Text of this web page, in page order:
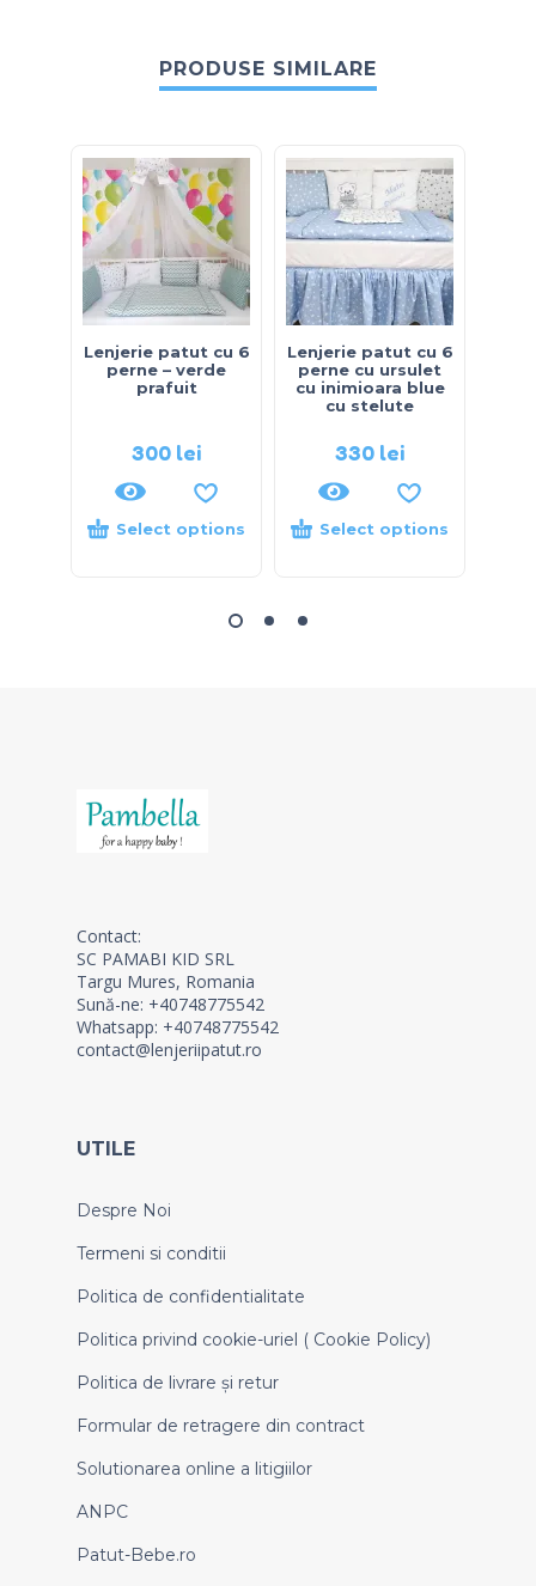
PRODUSE SIMILARE
Lenjerie patut cu 6
perne – verde
prafuit
300 lei
Select options
Lenjerie patut cu 6
perne cu ursulet
cu inimioara blue
cu stelute
330 lei
Select options
Contact:
SC PAMABI KID SRL
Targu Mures, Romania
Sună-ne: +40748775542
Whatsapp: +40748775542
contact@lenjeriipatut.ro
UTILE
Despre Noi
Termeni si conditii
Politica de confidentialitate
Politica privind cookie-uriel ( Cookie Policy)
Politica de livrare și retur
Formular de retragere din contract
Solutionarea online a litigiilor
ANPC
Patut-Bebe.ro